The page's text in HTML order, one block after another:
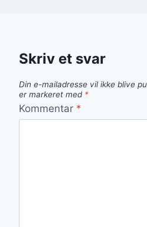
Skriv et svar
Din e-mailadresse vil ikke blive
er markeret med *
Kommentar *